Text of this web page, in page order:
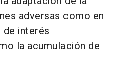
adversas como en
interés
la acumulación de